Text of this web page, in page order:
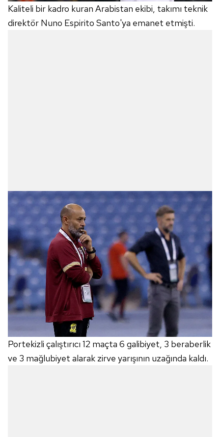
Kaliteli bir kadro kuran Arabistan ekibi, takımı teknik
direktör Nuno Espirito Santo'ya emanet etmişti.
Portekizli çalıştırıcı 12 maçta 6 galibiyet, 3 beraberlik
ve 3 mağlubiyet alarak zirve yarışının uzağında kaldı.